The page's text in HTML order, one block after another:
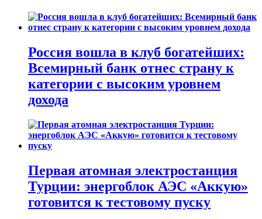
Россия вошла в клуб богатейших:
Всемирный банк отнес страну к
категории с высоким уровнем
дохода
Первая атомная электростанция
Турции: энергоблок АЭС «Аккую»
готовится к тестовому пуску